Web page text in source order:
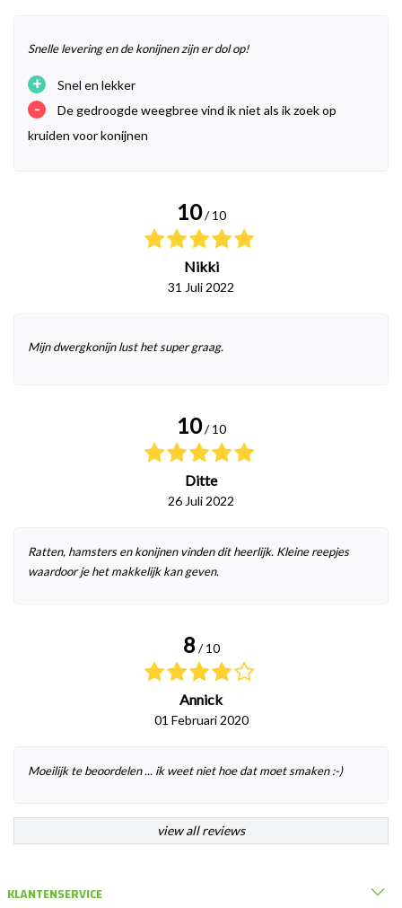
Snelle levering en de konijnen zijn er dol op!
+ Snel en lekker
-
De gedroogde weegbree vind ik niet als ik zoek op
kruiden voor konijnen
10 / 10
Nikki
31 Juli 2022
Mijn dwergkonijn lust het super graag.
10 / 10
Ditte
26 Juli 2022
Ratten, hamsters en konijnen vinden dit heerlijk. Kleine reepjes
waardoor je het makkelijk kan geven.
8 / 10
Annick
01 Februari 2020
Moeilijk te beoordelen ... ik weet niet hoe dat moet smaken :-)
view all reviews
KLANTENSERVICE